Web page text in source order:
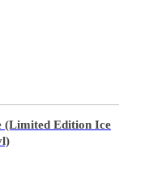
(Limited Edition Ice